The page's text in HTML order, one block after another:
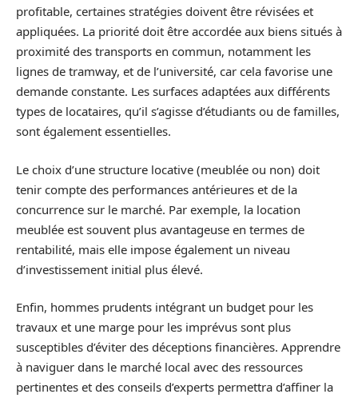
profitable, certaines stratégies doivent être révisées et
appliquées. La priorité doit être accordée aux biens situés à
proximité des transports en commun, notamment les
lignes de tramway, et de l’université, car cela favorise une
demande constante. Les surfaces adaptées aux différents
types de locataires, qu’il s’agisse d’étudiants ou de familles,
sont également essentielles.
Le choix d’une structure locative (meublée ou non) doit
tenir compte des performances antérieures et de la
concurrence sur le marché. Par exemple, la location
meublée est souvent plus avantageuse en termes de
rentabilité, mais elle impose également un niveau
d’investissement initial plus élevé.
Enfin, hommes prudents intégrant un budget pour les
travaux et une marge pour les imprévus sont plus
susceptibles d’éviter des déceptions financières. Apprendre
à naviguer dans le marché local avec des ressources
pertinentes et des conseils d’experts permettra d’affiner la